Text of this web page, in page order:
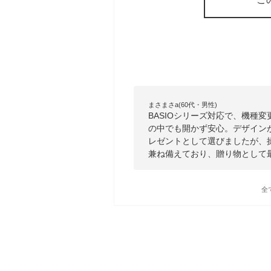
まさまさa(60代・男性)
BASIOシリーズ対応で、機種
の中でも開かず安心。デザイ
レゼントとして選びましたが
兼ね備えており、贈り物として
全